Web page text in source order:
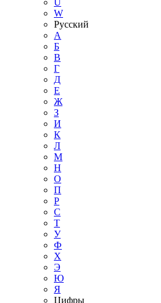
W
Русский
А
Б
В
Г
Д
Е
Ж
З
И
К
Л
М
Н
О
П
Р
С
Т
У
Ф
Х
Э
Ю
Я
Цифры